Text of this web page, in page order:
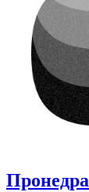
Пронедра